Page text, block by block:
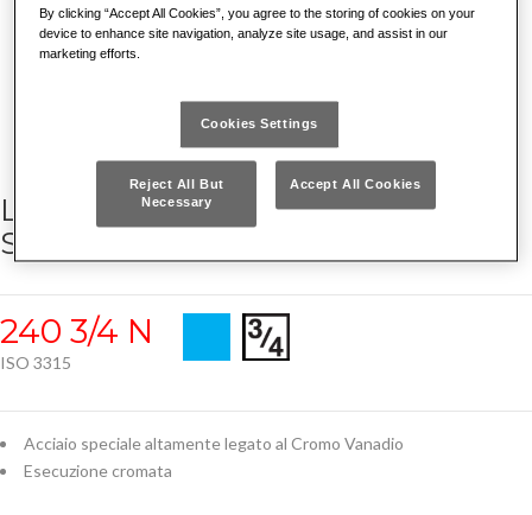
LEVA A T CON ATTACCO QUADRO
SCORREVOLE
240 3/4 N
ISO 3315
Acciaio speciale altamente legato al Cromo Vanadio
Esecuzione cromata
By clicking “Accept All Cookies”, you agree to the storing of cookies on your
device to enhance site navigation, analyze site usage, and assist in our
marketing efforts.
Cookies Settings
Reject All But
Necessary
Accept All Cookies